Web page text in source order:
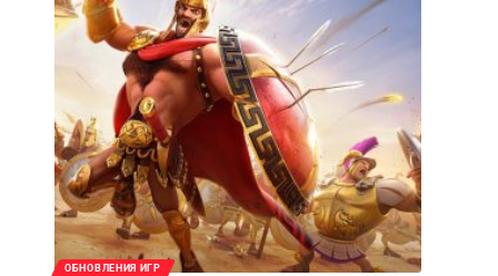
ОБНОВЛЕНИЯ ИГР